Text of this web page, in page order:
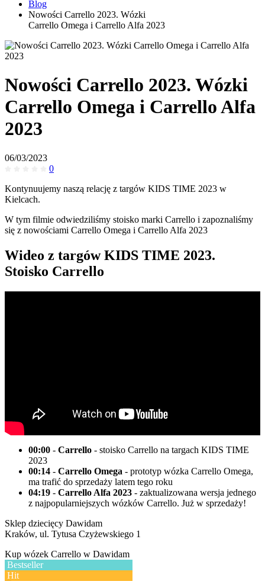
Blog
Nowości Carrello 2023. Wózki
Carrello Omega i Carrello Alfa 2023
Nowości Carrello 2023. Wózki
Carrello Omega i Carrello Alfa
2023
06/03/2023
0
Kontynuujemy naszą relację z targów KIDS TIME 2023 w
Kielcach.
W tym filmie odwiedziliśmy stoisko marki Carrello i zapoznaliśmy
się z nowościami Carrello Omega i Carrello Alfa 2023
Wideo z targów KIDS TIME 2023.
Stoisko Carrello
00:00 - Carrello - stoisko Carrello na targach KIDS TIME
2023
00:14 - Carrello Omega - prototyp wózka Carrello Omega,
ma trafić do sprzedaży latem tego roku
04:19 - Carrello Alfa 2023 - zaktualizowana wersja jednego
z najpopularniejszych wózków Carrello. Już w sprzedaży!
Sklep dziecięcy Dawidam
Kraków, ul. Tytusa Czyżewskiego 1
Kup wózek Carrello w Dawidam
Bestseller
Hit